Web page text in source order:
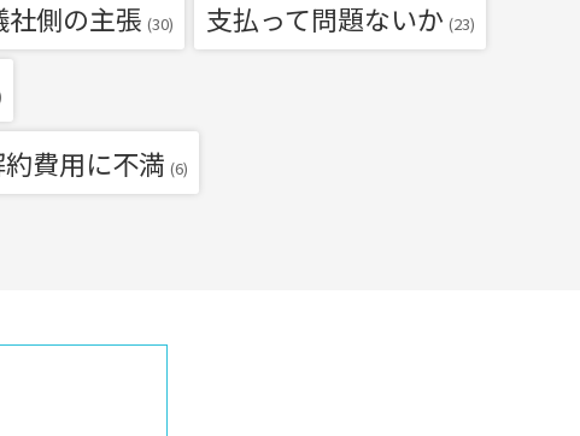
社側の主張 (30) 支払って問題ないか (23)
費用に不満 (6)